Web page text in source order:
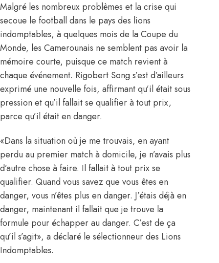
Malgré les nombreux problèmes et la crise qui
secoue le football dans le pays des lions
indomptables, à quelques mois de la Coupe du
Monde, les Camerounais ne semblent pas avoir la
mémoire courte, puisque ce match revient à
chaque événement. Rigobert Song s’est d’ailleurs
exprimé une nouvelle fois, affirmant qu’il était sous
pression et qu’il fallait se qualifier à tout prix,
parce qu’il était en danger.
«Dans la situation où je me trouvais, en ayant
perdu au premier match à domicile, je n’avais plus
d’autre chose à faire. Il fallait à tout prix se
qualifier. Quand vous savez que vous êtes en
danger, vous n’êtes plus en danger. J’étais déjà en
danger, maintenant il fallait que je trouve la
formule pour échapper au danger. C’est de ça
qu’il s’agit», a déclaré le sélectionneur des Lions
Indomptables.